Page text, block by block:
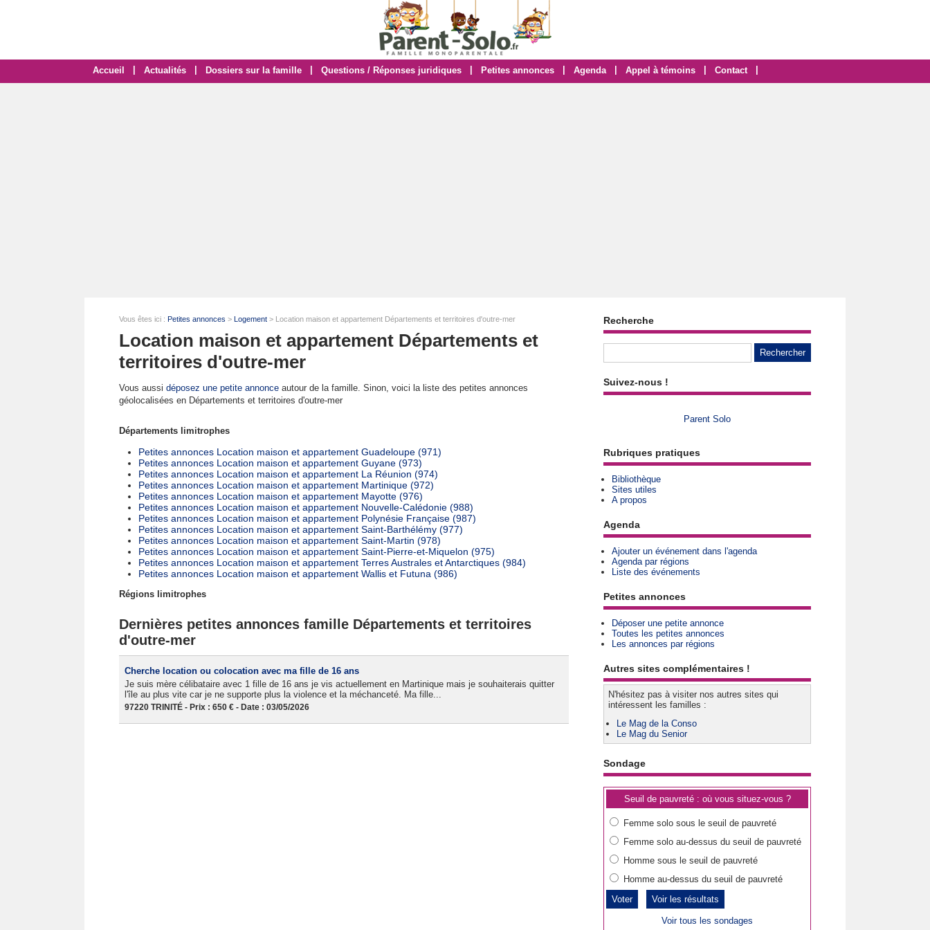
Accueil Actualités Dossiers sur la famille Questions / Réponses juridiques Petites annonces Agenda Appel à témoins Contact
Vous êtes ici : Petites annonces > Logement > Location maison et appartement Départements et territoires d'outre-mer
Location maison et appartement Départements et
territoires d'outre-mer
Vous aussi déposez une petite annonce autour de la famille. Sinon, voici la liste des petites annonces
géolocalisées en Départements et territoires d'outre-mer
Départements limitrophes
Petites annonces Location maison et appartement Guadeloupe (971)
Petites annonces Location maison et appartement Guyane (973)
Petites annonces Location maison et appartement La Réunion (974)
Petites annonces Location maison et appartement Martinique (972)
Petites annonces Location maison et appartement Mayotte (976)
Petites annonces Location maison et appartement Nouvelle-Calédonie (988)
Petites annonces Location maison et appartement Polynésie Française (987)
Petites annonces Location maison et appartement Saint-Barthélémy (977)
Petites annonces Location maison et appartement Saint-Martin (978)
Petites annonces Location maison et appartement Saint-Pierre-et-Miquelon (975)
Petites annonces Location maison et appartement Terres Australes et Antarctiques (984)
Petites annonces Location maison et appartement Wallis et Futuna (986)
Régions limitrophes
Dernières petites annonces famille Départements et territoires
d'outre-mer
Cherche location ou colocation avec ma fille de 16 ans
Je suis mère célibataire avec 1 fille de 16 ans je vis actuellement en Martinique mais je souhaiterais quitter
l'île au plus vite car je ne supporte plus la violence et la méchanceté. Ma fille...
97220 TRINITÉ - Prix : 650 € - Date : 03/05/2026
Recherche
Suivez-nous !
Parent Solo
Rubriques pratiques
Bibliothèque
Sites utiles
A propos
Agenda
Ajouter un événement dans l'agenda
Agenda par régions
Liste des événements
Petites annonces
Déposer une petite annonce
Toutes les petites annonces
Les annonces par régions
Autres sites complémentaires !
N'hésitez pas à visiter nos autres sites qui
intéressent les familles :
Le Mag de la Conso
Le Mag du Senior
Sondage
Seuil de pauvreté : où vous situez-vous ?
Femme solo sous le seuil de pauvreté
Femme solo au-dessus du seuil de pauvreté
Homme sous le seuil de pauvreté
Homme au-dessus du seuil de pauvreté
Voir les résultats
Voir tous les sondages